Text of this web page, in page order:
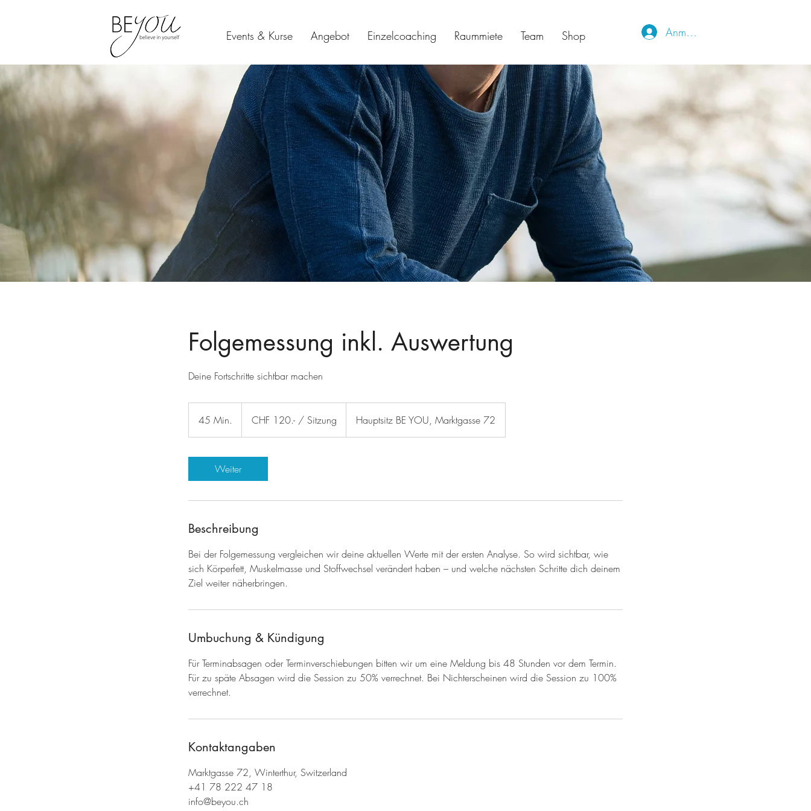
Events & Kurse Angebot Einzelcoaching Raummiete Team Shop Anmelden
Folgemessung inkl. Auswertung
Deine Fortschritte sichtbar machen
45 Min.
5
i
n
CHF 120.- / Sitzung Hauptsitz BE YOU, Marktgasse 72
Weiter
Beschreibung
Bei der Folgemessung vergleichen wir deine aktuellen Werte mit der ersten Analyse. So wird sichtbar, wie
sich Körperfett, Muskelmasse und Stoffwechsel verändert haben – und welche nächsten Schritte dich deinem
Ziel weiter näherbringen.
Umbuchung & Kündigung
Für Terminabsagen oder Terminverschiebungen bitten wir um eine Meldung bis 48 Stunden vor dem Termin.
Für zu späte Absagen wird die Session zu 50% verrechnet. Bei Nichterscheinen wird die Session zu 100%
verrechnet.
Kontaktangaben
Marktgasse 72, Winterthur, Switzerland
+41 78 222 47 18
info@beyou.ch